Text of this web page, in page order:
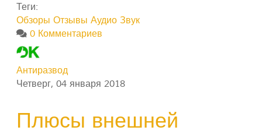
Теги:
Обзоры Отзывы Аудио Звук
0 Комментариев
Антиразвод
Четверг, 04 января 2018
Плюсы внешней